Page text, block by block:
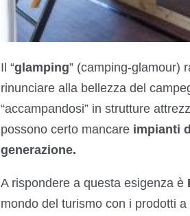
Il “glamping” (camping-glamour)
rinunciare alla bellezza del
“accampandosi” in strutture
possono certo mancare impianti
generazione.
A rispondere a questa esigenza è
mondo del turismo con i prodotti